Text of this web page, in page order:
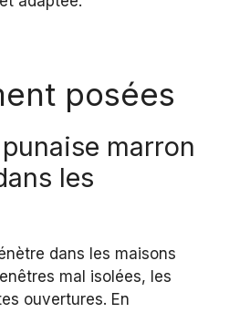
posées
marron
les
dans les maisons
mal isolées, les
ouvertures. En